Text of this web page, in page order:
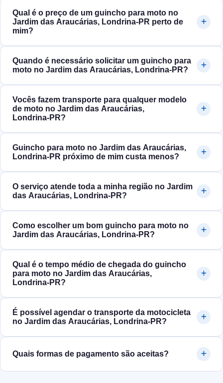
Qual é o preço de um guincho para moto no
Jardim das Araucárias, Londrina‑PR perto de
mim?
Quando é necessário solicitar um guincho para
moto no Jardim das Araucárias, Londrina‑PR?
Vocês fazem transporte para qualquer modelo
de moto no Jardim das Araucárias,
Londrina‑PR?
Guincho para moto no Jardim das Araucárias,
Londrina‑PR próximo de mim custa menos?
O serviço atende toda a minha região no Jardim
das Araucárias, Londrina‑PR?
Como escolher um bom guincho para moto no
Jardim das Araucárias, Londrina‑PR?
Qual é o tempo médio de chegada do guincho
para moto no Jardim das Araucárias,
Londrina‑PR?
É possível agendar o transporte da motocicleta
no Jardim das Araucárias, Londrina‑PR?
Quais formas de pagamento são aceitas?